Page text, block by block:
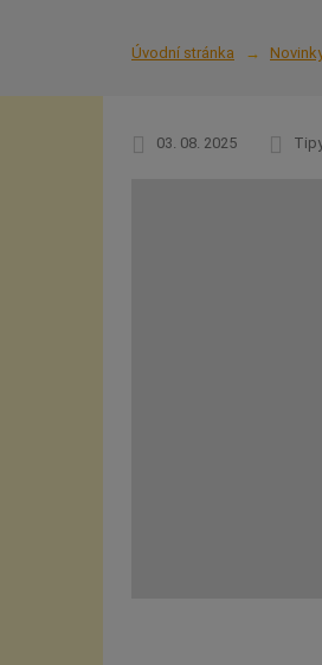
Úvodní stránka
03. 08. 2025